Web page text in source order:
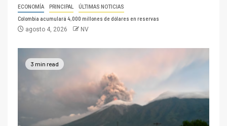
ECONOMÍA PRINCIPAL ÚLTIMAS NOTICIAS
Colombia acumulará 4,000 millones de dólares en reservas
agosto 4, 2026 NV
3 min read